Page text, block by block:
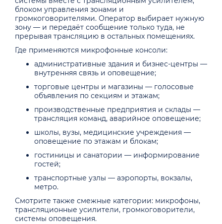
блоком управления зонами и
громкоговорителями. Оператор выбирает нужную
зону — и передаёт сообщение только туда, не
прерывая трансляцию в остальных помещениях.
Где применяются микрофонные консоли:
административные здания и бизнес-центры —
внутренняя связь и оповещение;
торговые центры и магазины — голосовые
объявления по секциям и этажам;
производственные предприятия и склады —
трансляция команд, аварийное оповещение;
школы, вузы, медицинские учреждения —
оповещение по этажам и блокам;
гостиницы и санатории — информирование
гостей;
транспортные узлы — аэропорты, вокзалы,
метро.
Смотрите также смежные категории: микрофоны,
трансляционные усилители, громкоговорители,
системы оповещения.